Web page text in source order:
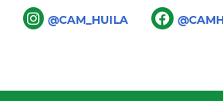
@CAM_HUILA